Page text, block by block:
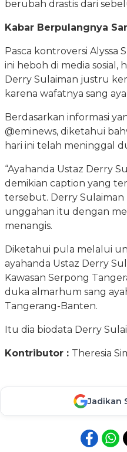
berubah drastis dari
Kabar Berpulangnya
Pasca kontroversi Alyssa
ini heboh di media sosial,
Derry Sulaiman justru
karena wafatnya sang
Berdasarkan informasi
@eminews, diketahui
hari ini telah meninggal
“Ayahanda Ustaz Derry
demikian caption yang
tersebut. Derry
unggahan itu dengan
menangis.
Diketahui pula melalui
ayahanda Ustaz Derry
Kawasan Serpong
duka almarhum sang
Tangerang-Banten.
Itu dia biodata Derry
Kontributor : Theresia
Jadikan